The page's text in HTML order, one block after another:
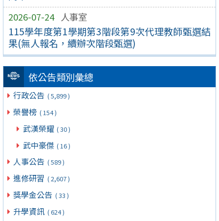
2026-07-24 人事室
115學年度第1學期第3階段第9次代理教師甄選結
果(無人報名，續辦次階段甄選)
依公告類別彙總
行政公告 ( 5,899 )
榮譽榜 ( 154 )
武漢榮耀 ( 30 )
武中豪傑 ( 16 )
人事公告 ( 589 )
進修研習 ( 2,607 )
獎學金公告 ( 33 )
升學資訊 ( 624 )